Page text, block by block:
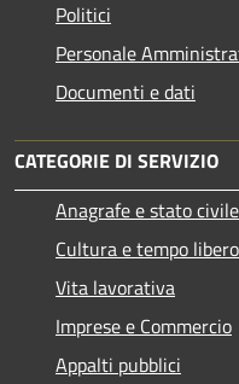
Politici
Personale
Documenti e dati
CATEGORIE DI SERVIZIO
Anagrafe e stato civile
Cultura e tempo libero
Vita lavorativa
Imprese e Commercio
Appalti pubblici